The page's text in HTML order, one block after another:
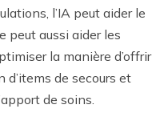
l’IA peut aider le
peut aussi aider les
la manière d’offrir
de secours et
de soins.